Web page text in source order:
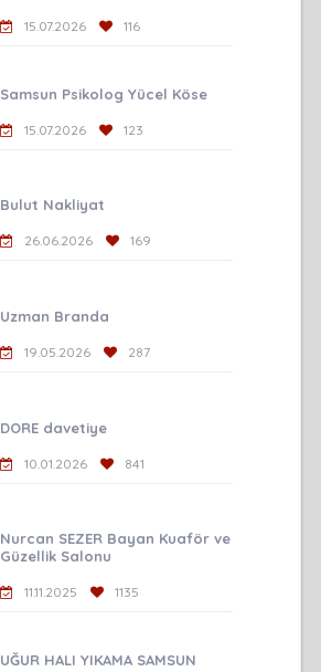
15.07.2026 116
Samsun Psikolog Yücel Köse
15.07.2026 123
Bulut Nakliyat
26.06.2026 169
Uzman Branda
19.05.2026 287
DORE davetiye
10.01.2026 841
Nurcan SEZER Bayan Kuaför ve
Güzellik Salonu
11.11.2025 1135
UĞUR HALI YIKAMA SAMSUN